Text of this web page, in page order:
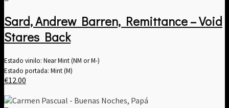
Sard, Andrew Barren, Remittance – Void
Stares Back
Estado vinilo: Near Mint (NM or M-)
Estado portada: Mint (M)
€12.00